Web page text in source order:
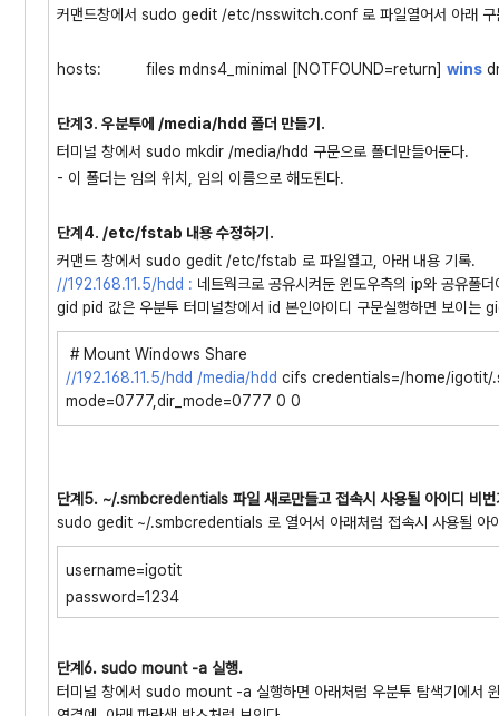
커맨드창에서 sudo gedit /etc/nsswitch.conf 로 파일열어서 아래 구
hosts: files mdns4_minimal [NOTFOUND=return] wins
단계3. 우분투에 /media/hdd 폴더 만들기.
터미널 창에서 sudo mkdir /media/hdd 구문으로 폴더만들어둔다.
- 이 폴더는 임의 위치, 임의 이름으로 해도된다.
단계4. /etc/fstab 내용 수정하기.
커맨드 창에서 sudo gedit /etc/fstab 로 파일열고, 아래 내용 기록.
//192.168.11.5/hdd : 네트웍크로 공유시켜둔 윈도우측의 ip와 공유폴더
gid pid 값은 우분투 터미널창에서 id 본인아이디 구문실행하면 보이는
# Mount Windows Share
//192.168.11.5/hdd /media/hdd cifs credentials=/home/igotit/
mode=0777,dir_mode=0777 0 0
단계5. ~/.smbcredentials 파일 새로만들고 접속시 사용될 아이디 비번
sudo gedit ~/.smbcredentials 로 열어서 아래처럼 접속시 사용될 아
username=igotit
password=1234
단계6. sudo mount -a 실행.
터미널 창에서 sudo mount -a 실행하면 아래처럼 우분투 탐색기에서